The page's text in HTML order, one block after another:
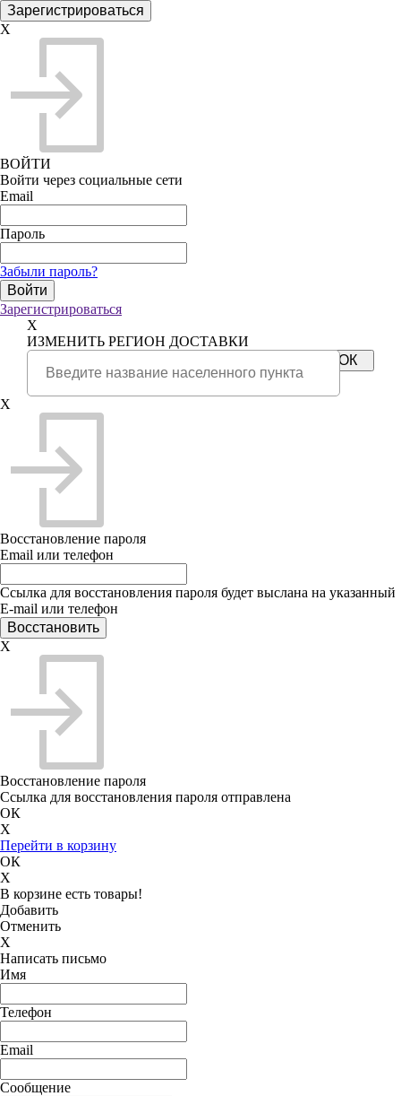
X
ВОЙТИ
Войти через социальные сети
Email
Пароль
Забыли пароль?
Зарегистрироваться
X
ИЗМЕНИТЬ РЕГИОН ДОСТАВКИ
X
Восстановление пароля
Email или телефон
Ссылка для восстановления пароля будет выслана на указанный
E-mail или телефон
X
Восстановление пароля
Ссылка для восстановления пароля отправлена
ОК
X
Перейти в корзину
ОК
X
В корзине есть товары!
Добавить
Отменить
X
Написать письмо
Имя
Телефон
Email
Сообщение